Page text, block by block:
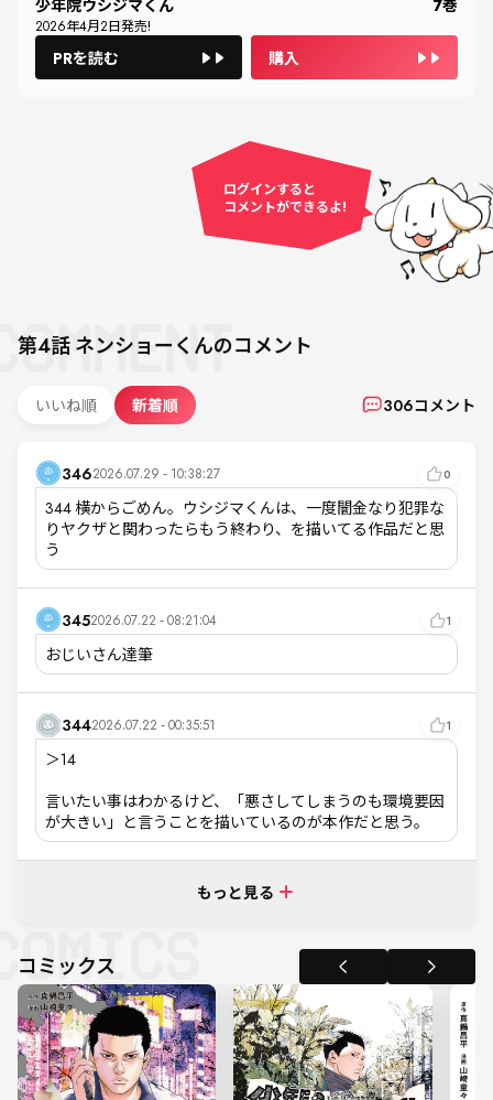
少年院ウシジマくん 7巻
2026年4月2日発売!
購入
PRを読む
ログインすると
コメントができるよ!
第4話ネンショーくんのコメント
いいね順 新着順 306コメント
3462026.07.29 - 10:38:27 0
344 横からごめん。ウシジマくんは、一度闇金なり犯罪な
りヤクザと関わったらもう終わり、を描いてる作品だと思
う
3452026.07.22 - 08:21:04 1
おじいさん達筆
3442026.07.22 - 00:35:51 1
＞14
言いたい事はわかるけど、「悪さしてしまうのも環境要因
が大きい」と言うことを描いているのが本作だと思う。
もっと見る
コミックス